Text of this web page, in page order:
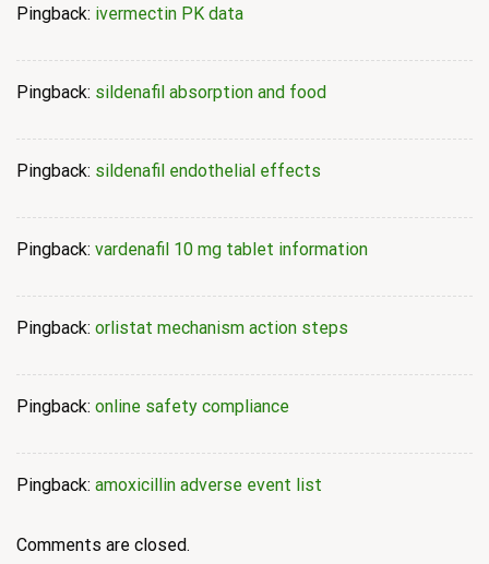
Pingback: ivermectin PK data
Pingback: sildenafil absorption and food
Pingback: sildenafil endothelial effects
Pingback: vardenafil 10 mg tablet information
Pingback: orlistat mechanism action steps
Pingback: online safety compliance
Pingback: amoxicillin adverse event list
Comments are closed.